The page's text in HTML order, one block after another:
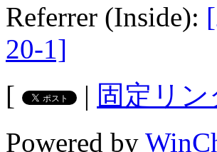
Referrer (Inside):
20-1]
[
| 固定リン
Powered by